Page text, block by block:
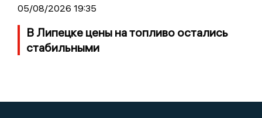
05/08/2026 19:35
В Липецке цены на топливо остались
стабильными